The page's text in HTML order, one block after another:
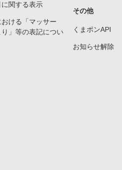
関する表示
ける「マッサー
」等の表記につい
その他
くまポンAPI
お知らせ解除